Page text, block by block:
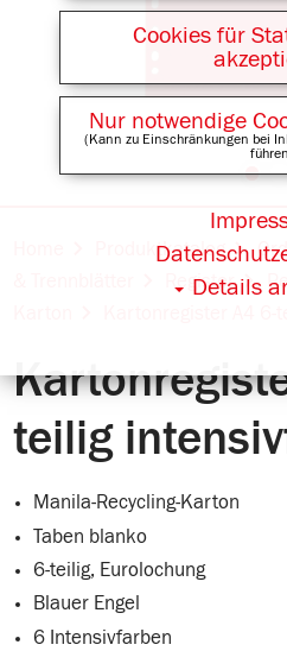
Produktkatalog
Register
teilig
Manila-Recycling-Karton
Taben blanko
6-teilig, Eurolochung
Blauer Engel
6 Intensivfarben
Cookies für
Nur notwendige
(Kann zu Einschränkungen bei
Details